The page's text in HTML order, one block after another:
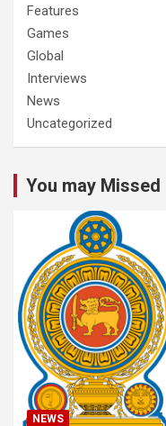
Features
Games
Global
Interviews
News
Uncategorized
You may Missed
NEWS